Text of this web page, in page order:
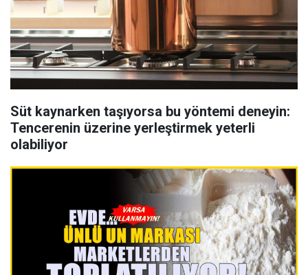
Süt kaynarken taşıyorsa bu yöntemi deneyin:
Tencerenin üzerine yerleştirmek yeterli
olabiliyor